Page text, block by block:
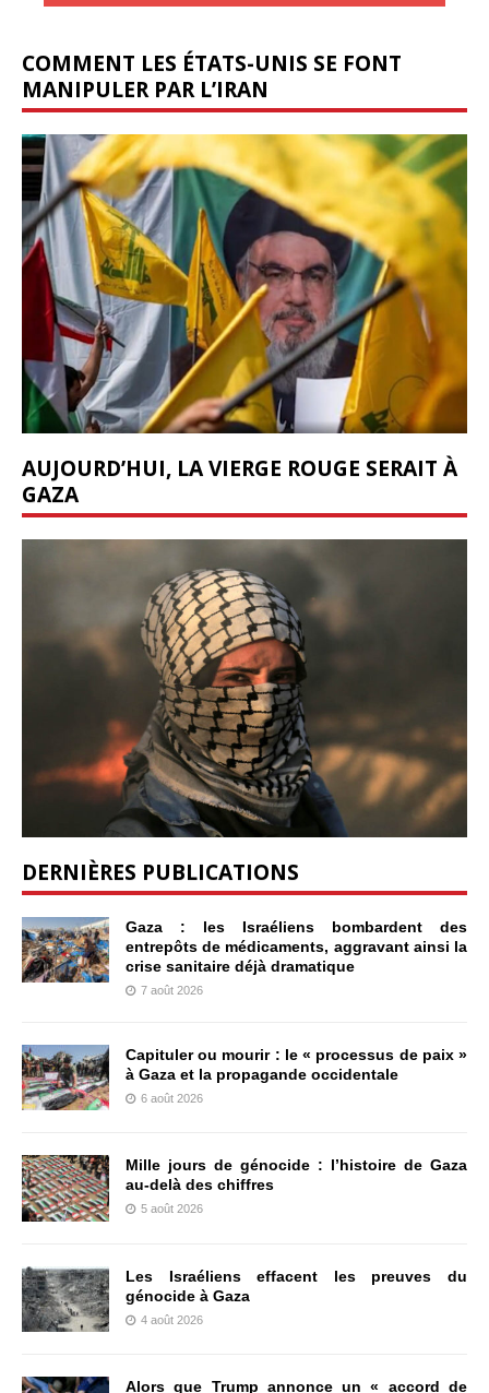
COMMENT LES ÉTATS-UNIS SE FONT
MANIPULER PAR L’IRAN
AUJOURD’HUI, LA VIERGE ROUGE SERAIT À
GAZA
DERNIÈRES PUBLICATIONS
Gaza : les Israéliens bombardent des
entrepôts de médicaments, aggravant ainsi la
crise sanitaire déjà dramatique
7 août 2026
Capituler ou mourir : le « processus de paix »
à Gaza et la propagande occidentale
6 août 2026
Mille jours de génocide : l’histoire de Gaza
au-delà des chiffres
5 août 2026
Les Israéliens effacent les preuves du
génocide à Gaza
4 août 2026
Alors que Trump annonce un « accord de